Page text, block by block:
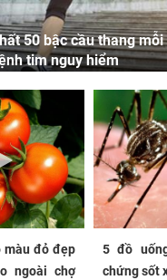
50 bậc cầu thang mỗi
tim nguy hiểm
màu đỏ đẹp
ngoài chợ
5 đồ
chứng sốt